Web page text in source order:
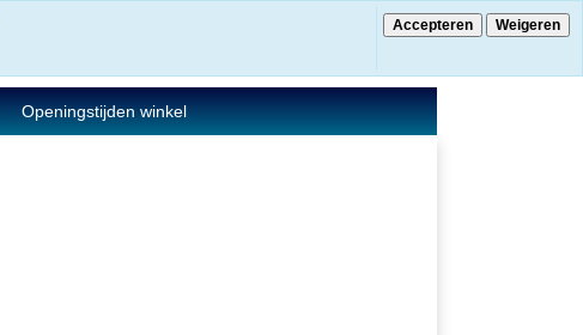
€ 0.00
Openingstijden winkel
Accepteren Weigeren